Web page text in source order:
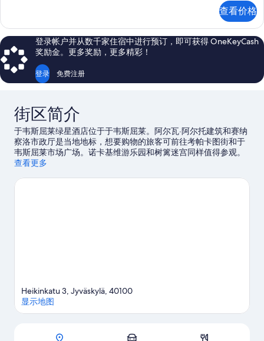
碍,
简
易
厨
房
房,
无
障
碍,
简
易
查看价格
登录帐户并从数千家住宿中进行预订，即可获得 OneKeyCash
奖励金。更多奖励，更多精彩！
登录 免费注册
街区简介
于韦斯屈莱绿星酒店位于于韦斯屈莱。阿尔瓦·阿尔托建筑和赛纳
察洛市政厅是当地地标，想要购物的旅客可前往考帕卡图街和于
韦斯屈莱市场广场。诺卡基维游乐园和树篱迷宫同样值得参观。
访问我们的于韦斯屈莱旅行指南
查看更多
地图
Heikinkatu 3, Jyväskylä, 40100
显示地图